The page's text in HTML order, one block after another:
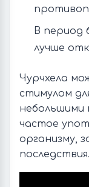
В период
лучше
Чурчхела
стимулом
небольшими
частое
организму,
последствия.